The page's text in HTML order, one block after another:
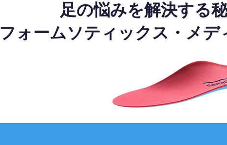
足の悩みを解決する
フォームソティックス・メデ